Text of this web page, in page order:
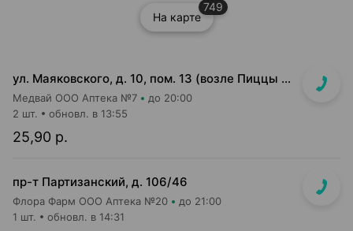
На карте
749
ул. Маяковского, д. 10, пом. 13 (возле Пиццы Мании)
Медвай ООО Аптека №7 до 20:00
25,90 р.
2 шт. обновл. в 13:55
пр-т Партизанский, д. 106/46
Флора Фарм ООО Аптека №20 до 21:00
1 шт. обновл. в 14:31